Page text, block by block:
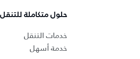
حلول متكاملة للتنقل
خدمات التنقل
خدمة أسهل